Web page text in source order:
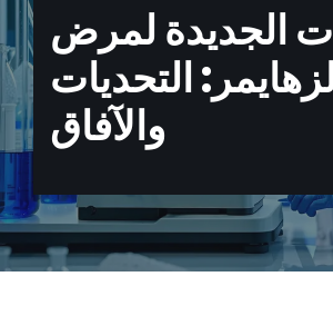
الجديدة لمرض
التحديات
والآفاق